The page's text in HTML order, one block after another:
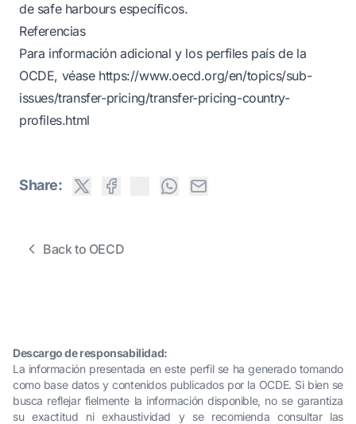
de safe harbours específicos.
Referencias
Para información adicional y los perfiles país de la
OCDE, véase https://www.oecd.org/en/topics/sub-
issues/transfer-pricing/transfer-pricing-country-
profiles.html
Share:
Back to OECD
Descargo de responsabilidad:
La información presentada en este perfil se ha generado tomando
como base datos y contenidos publicados por la OCDE. Si bien se
busca reflejar fielmente la información disponible, no se garantiza
su exactitud ni exhaustividad y se recomienda consultar las